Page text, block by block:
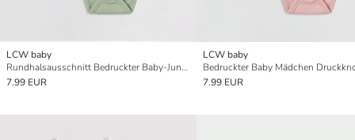
LCW baby
Rundhalsausschnitt Bedruckter Baby-Jungen Druckknopf-Body 2er-Pack
7.99 EUR
LCW baby
7.99 EUR